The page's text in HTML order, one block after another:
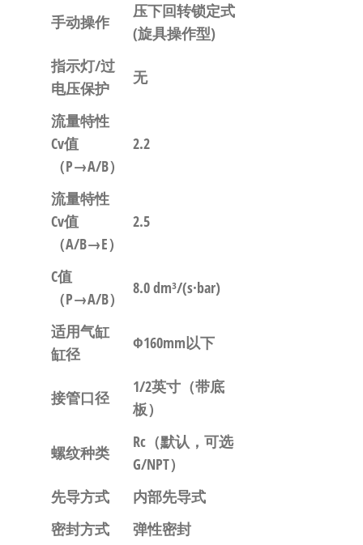
手动操作
压下回转锁定式
(旋具操作型)
指示灯/过
电压保护
无
流量特性
Cv值
（P→A/B）
2.2
流量特性
Cv值
（A/B→E）
2.5
C值
（P→A/B）
8.0 dm³/(s·bar)
适用气缸
缸径
Φ160mm以下
接管口径
1/2英寸（带底
板）
螺纹种类
Rc（默认，可选
G/NPT）
先导方式
内部先导式
密封方式
弹性密封